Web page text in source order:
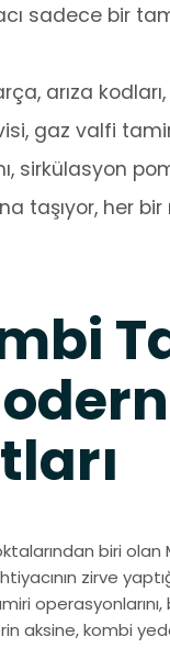
sadece bir
arıza
gaz valfi
sirkülasyon
taşıyor, her
biri olan
zirve
aksine, kombi